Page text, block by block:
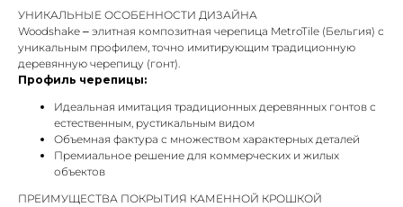
УНИКАЛЬНЫЕ ОСОБЕННОСТИ ДИЗАЙНА
Woodshake – элитная композитная черепица MetroTile (Бельгия) с
уникальным профилем, точно имитирующим традиционную
деревянную черепицу (гонт).
Профиль черепицы:
Идеальная имитация традиционных деревянных гонтов с
естественным, рустикальным видом
Объемная фактура с множеством характерных деталей
Премиальное решение для коммерческих и жилых
объектов
ПРЕИМУЩЕСТВА ПОКРЫТИЯ КАМЕННОЙ КРОШКОЙ